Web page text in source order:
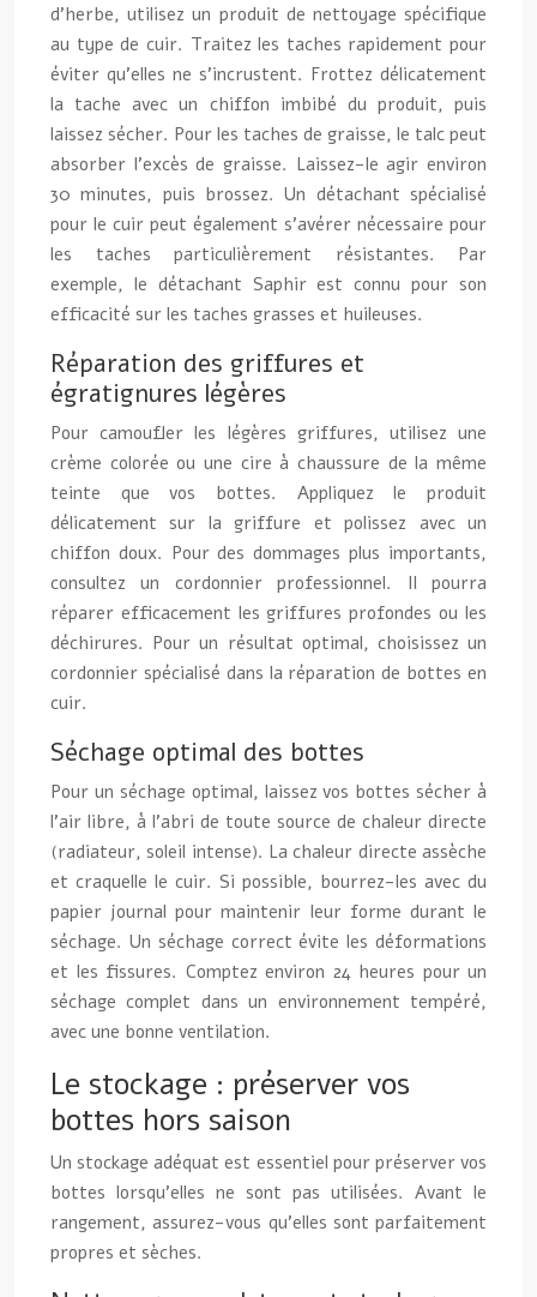
d’herbe, utilisez un produit de nettoyage spécifique
au type de cuir. Traitez les taches rapidement pour
éviter qu’elles ne s’incrustent. Frottez délicatement
la tache avec un chiffon imbibé du produit, puis
laissez sécher. Pour les taches de graisse, le talc peut
absorber l’excès de graisse. Laissez-le agir environ
30 minutes, puis brossez. Un détachant spécialisé
pour le cuir peut également s’avérer nécessaire pour
les taches particulièrement résistantes. Par
exemple, le détachant Saphir est connu pour son
efficacité sur les taches grasses et huileuses.
Réparation des griffures et
égratignures légères
Pour camoufler les légères griffures, utilisez une
crème colorée ou une cire à chaussure de la même
teinte que vos bottes. Appliquez le produit
délicatement sur la griffure et polissez avec un
chiffon doux. Pour des dommages plus importants,
consultez un cordonnier professionnel. Il pourra
réparer efficacement les griffures profondes ou les
déchirures. Pour un résultat optimal, choisissez un
cordonnier spécialisé dans la réparation de bottes en
cuir.
Séchage optimal des bottes
Pour un séchage optimal, laissez vos bottes sécher à
l’air libre, à l’abri de toute source de chaleur directe
(radiateur, soleil intense). La chaleur directe assèche
et craquelle le cuir. Si possible, bourrez-les avec du
papier journal pour maintenir leur forme durant le
séchage. Un séchage correct évite les déformations
et les fissures. Comptez environ 24 heures pour un
séchage complet dans un environnement tempéré,
avec une bonne ventilation.
Le stockage : préserver vos
bottes hors saison
Un stockage adéquat est essentiel pour préserver vos
bottes lorsqu’elles ne sont pas utilisées. Avant le
rangement, assurez-vous qu’elles sont parfaitement
propres et sèches.